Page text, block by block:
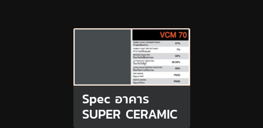
Spec อาคาร
SUPER CERAMIC